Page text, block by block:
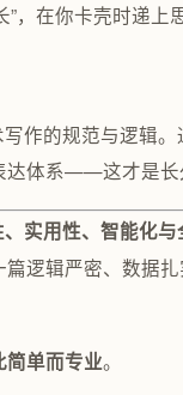
，在你卡壳时递上
作的规范与逻辑
体系——这才是长
、实用性、智能化
逻辑严密、数据
简单而专业。